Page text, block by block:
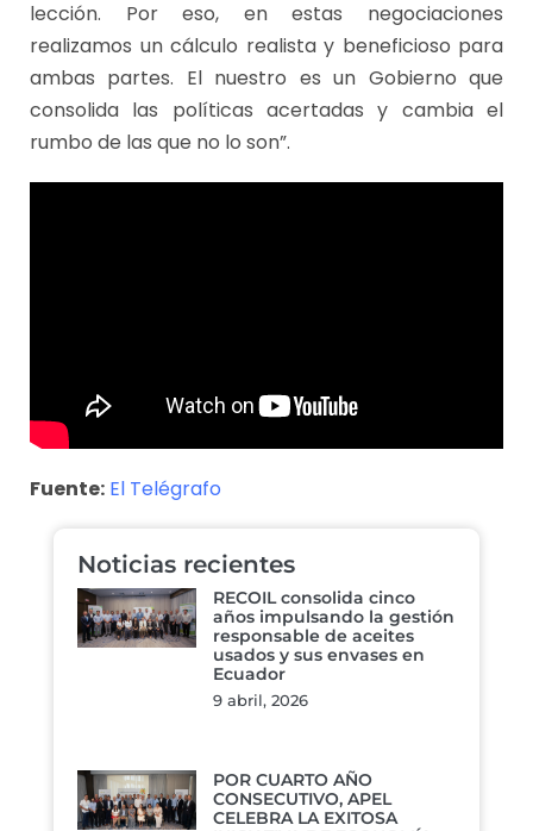
lección. Por eso, en estas negociaciones
realizamos un cálculo realista y beneficioso para
ambas partes. El nuestro es un Gobierno que
consolida las políticas acertadas y cambia el
rumbo de las que no lo son”.
Fuente: El Telégrafo
Noticias recientes
RECOIL consolida cinco
años impulsando la gestión
responsable de aceites
usados y sus envases en
Ecuador
9 abril, 2026
POR CUARTO AÑO
CONSECUTIVO, APEL
CELEBRA LA EXITOSA